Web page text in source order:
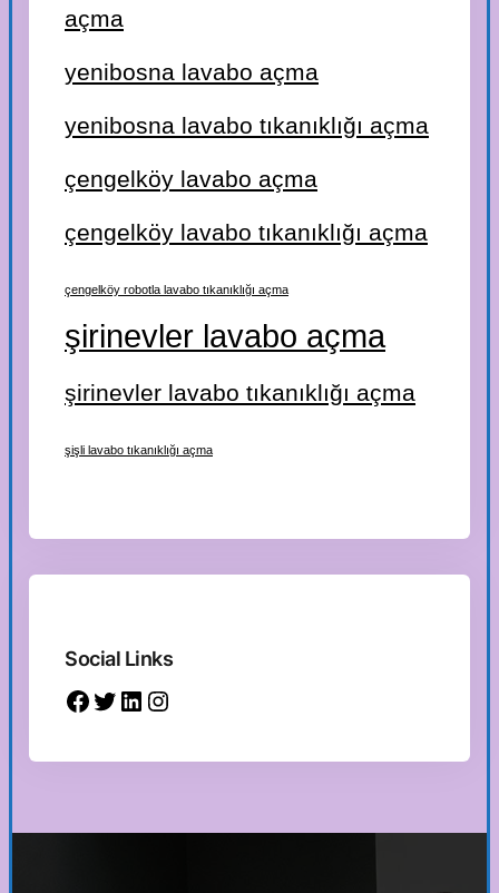
açma
yenibosna lavabo açma
yenibosna lavabo tıkanıklığı açma
çengelköy lavabo açma
çengelköy lavabo tıkanıklığı açma
çengelköy robotla lavabo tıkanıklığı açma
şirinevler lavabo açma
şirinevler lavabo tıkanıklığı açma
şişli lavabo tıkanıklığı açma
Social Links
Facebook Twitter LinkedIn Instagram